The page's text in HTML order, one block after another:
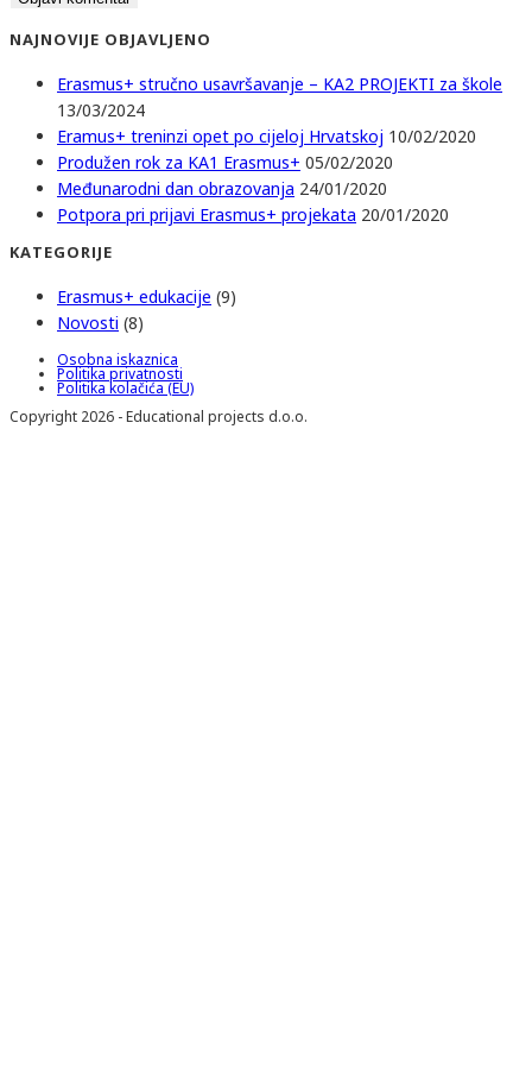
NAJNOVIJE OBJAVLJENO
Erasmus+ stručno usavršavanje – KA2 PROJEKTI za škole
13/03/2024
Eramus+ treninzi opet po cijeloj Hrvatskoj 10/02/2020
Produžen rok za KA1 Erasmus+ 05/02/2020
Međunarodni dan obrazovanja 24/01/2020
Potpora pri prijavi Erasmus+ projekata 20/01/2020
KATEGORIJE
Erasmus+ edukacije (9)
Novosti (8)
Osobna iskaznica
Politika privatnosti
Politika kolačića (EU)
Copyright 2026 - Educational projects d.o.o.